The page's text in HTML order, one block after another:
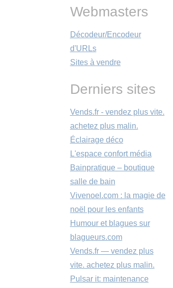
Webmasters
Décodeur/Encodeur
d'URLs
Sites à vendre
Derniers sites
Vends.fr - vendez plus vite.
achetez plus malin.
Éclairage déco
L'espace confort média
Bainpratique – boutique
salle de bain
Vivenoel.com : la magie de
noël pour les enfants
Humour et blagues sur
blagueurs.com
Vends.fr — vendez plus
vite. achetez plus malin.
Pulsar it: maintenance